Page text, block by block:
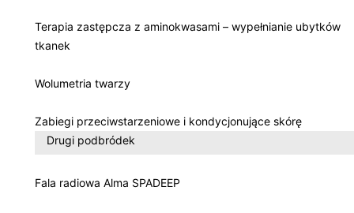
Terapia zastępcza z aminokwasami – wypełnianie ubytków
tkanek
Wolumetria twarzy
Zabiegi przeciwstarzeniowe i kondycjonujące skórę
Drugi podbródek
Fala radiowa Alma SPADEEP